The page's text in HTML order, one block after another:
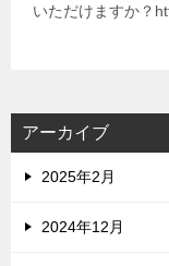
いただけますか？
アーカイブ
2025年2月
2024年12月